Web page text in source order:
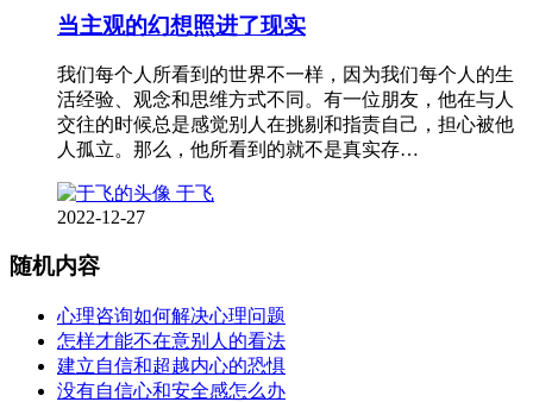
当主观的幻想照进了现实
我们每个人所看到的世界不一样，因为我们每个人的生
活经验、观念和思维方式不同。有一位朋友，他在与人
交往的时候总是感觉别人在挑剔和指责自己，担心被他
人孤立。那么，他所看到的就不是真实存…
于飞
2022-12-27
随机内容
心理咨询如何解决心理问题
怎样才能不在意别人的看法
建立自信和超越内心的恐惧
没有自信心和安全感怎么办